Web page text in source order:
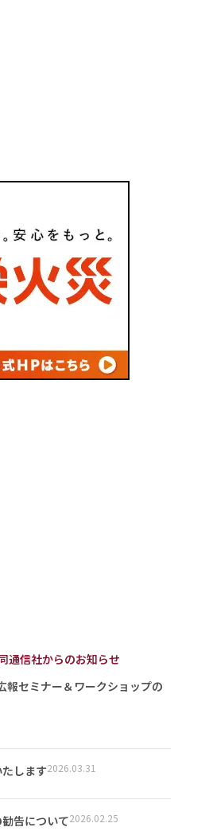
通信社からのお知らせ
セミナー＆ワークショップの
たします2026.03.31
告について2026.02.25